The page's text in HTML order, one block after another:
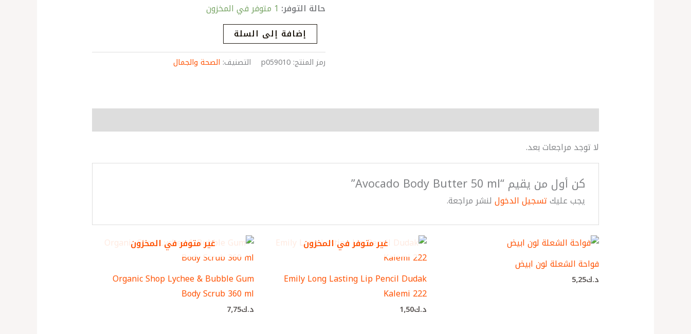
حالة التوفر: 1 متوفر في المخزون
ml
إضافة إلى السلة
رمز المنتج:p059010 التصنيف: الصحة والجمال
لا توجد مراجعات بعد.
كن أول من يقيم “Avocado Body Butter 50 ml”
يجب عليكتسجيل الدخول لنشر مراجعة.
فواحة الشعلة لون ابيض
د.ك5٫25
غير متوفر في المخزون
Emily Long Lasting Lip Pencil Dudak
Kalemi 222
د.ك1٫50
غير متوفر في المخزون
Organic Shop Lychee & Bubble Gum
Body Scrub 360 ml
د.ك7٫75